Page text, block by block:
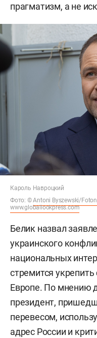
прагматизм, а не
Кароль Навроцкий
Фото: ©Antoni Byszewski/
www.globallookpress.com
Белик назвал
украинского
национальных
стремится
Европе. По мнению
президент,
перевесом,
адрес России и